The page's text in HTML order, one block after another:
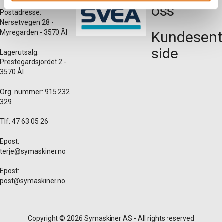
Postadresse:
Nersetvegen 28 -
Myregarden - 3570 Ål
Lagerutsalg:
Prestegardsjordet 2 -
3570 Ål
Org. nummer: 915 232
329
Tlf: 47 63 05 26
Epost:
terje@symaskiner.no
Epost:
post@symaskiner.no
oss
side
Copyright © 2026 Symaskiner AS - All rights reserved